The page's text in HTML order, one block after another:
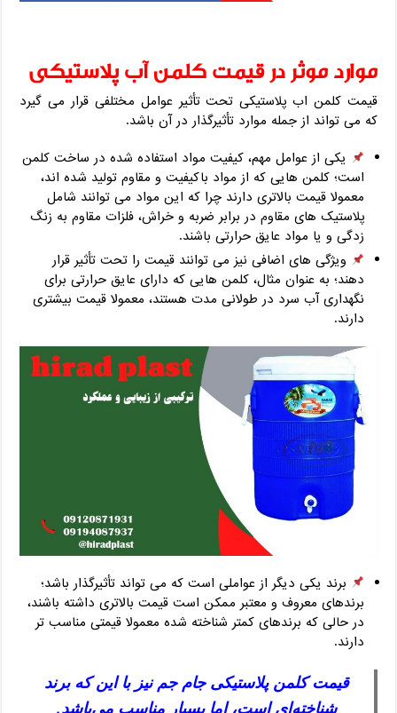
موارد موثر در قیمت کلمن آب پلاستیکی
قیمت کلمن اب پلاستیکی تحت تأثیر عوامل مختلفی قرار می‌ گیرد
که می‌ تواند از جمله موارد تأثیرگذار در آن باشد.
یکی از عوامل مهم، کیفیت مواد استفاده شده در ساخت کلمن
است؛ کلمن‌ هایی که از مواد باکیفیت و مقاوم تولید شده‌ اند،
معمولا قیمت بالاتری دارند چرا که این مواد می‌ توانند شامل
پلاستیک های مقاوم در برابر ضربه و خراش، فلزات مقاوم به زنگ
زدگی و یا مواد عایق حرارتی باشند.
ویژگی‌ های اضافی نیز می‌ توانند قیمت را تحت تأثیر قرار
دهند؛ به عنوان مثال، کلمن‌ هایی که دارای عایق حرارتی برای
نگهداری آب سرد در طولانی مدت هستند، معمولا قیمت بیشتری
دارند.
برند یکی دیگر از عواملی است که می‌ تواند تأثیرگذار باشد؛
برندهای معروف و معتبر ممکن است قیمت بالاتری داشته باشند،
در حالی که برندهای کمتر شناخته شده معمولا قیمتی مناسب‌ تر
دارند.
قیمت کلمن پلاستیکی جام جم نیز با این که برند
شناخته‌ای است، اما بسیار مناسب می‌باشد.